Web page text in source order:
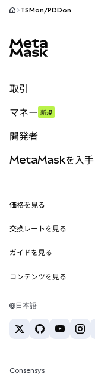
TSMon/PDDon
取引
パーペチュアル
RWA
マネー 新規
開発者
MetaMask Connect
Snaps
Web3サービス
MetaMaskを入手
セキュリティ
サポート
キャリア
お問い合わせ
価格を見る
イーサリアムの価格
Solanaの価格
Tetherの価格
交換レートを見る
ETH→USD
USDT→INR
BTC→INR
ETH→USDT
ガイドを見る
ETHの購入
USDTの購入
SHIBの購入
コンテンツを見る
Solanaウォレット
日本語
Consensys